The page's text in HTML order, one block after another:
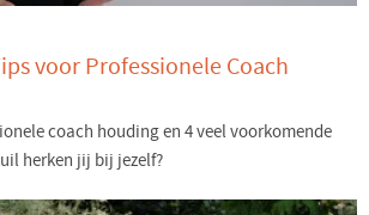
voor Professionele Coach
coach houding en 4 veel voorkomende
herken jij bij jezelf?